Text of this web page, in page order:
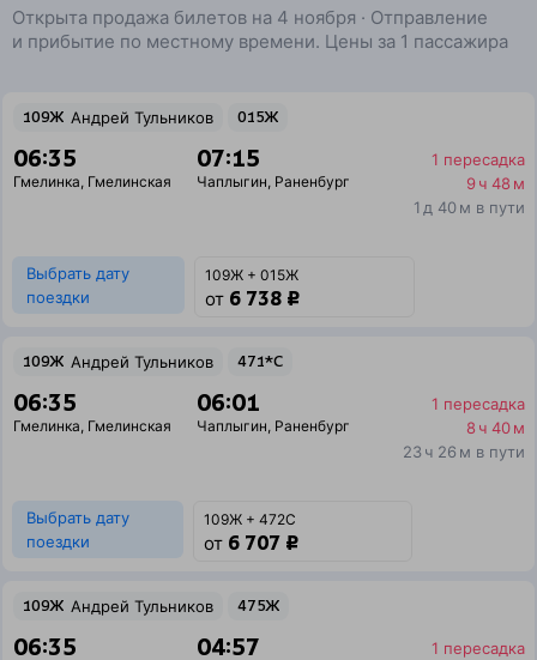
Открыта продажа билетов на 4 ноября · Отправление
и прибытие по местному времени. Цены за 1 пассажира
109Ж Андрей Тульников 015Ж
06:35
Гмелинка, Гмелинская
07:15
Чаплыгин, Раненбург
1 пересадка
9 ч 48 м
1 д 40 м в пути
Выбрать дату
поездки
109Ж + 015Ж
от 6 738 ₽
109Ж Андрей Тульников 471*С
06:35
Гмелинка, Гмелинская
06:01
Чаплыгин, Раненбург
1 пересадка
8 ч 40 м
23 ч 26 м в пути
Выбрать дату
поездки
109Ж + 472С
от 6 707 ₽
109Ж Андрей Тульников 475Ж
06:35 04:57
1 пересадка